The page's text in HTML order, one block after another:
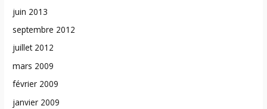
juin 2013
septembre 2012
juillet 2012
mars 2009
février 2009
janvier 2009